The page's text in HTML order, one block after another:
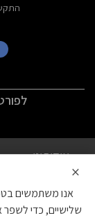
אודותינו
הצהרת נגישות
×
אנו משתמשים
שלישיים, כדי לשפר